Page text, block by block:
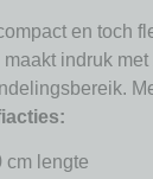
en toch
maakt indruk
cm lengte